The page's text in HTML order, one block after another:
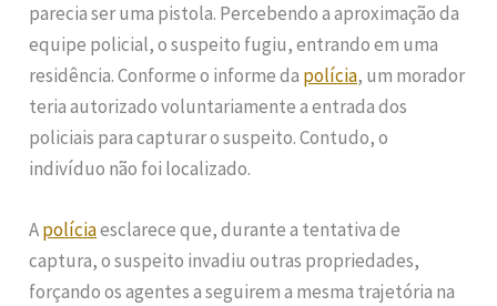
parecia ser uma pistola. Percebendo a aproximação da
equipe policial, o suspeito fugiu, entrando em uma
residência. Conforme o informe da polícia, um morador
teria autorizado voluntariamente a entrada dos
policiais para capturar o suspeito. Contudo, o
indivíduo não foi localizado.
Apolíciaesclarece que, durante a tentativa de
captura, o suspeito invadiu outras propriedades,
forçando os agentes a seguirem a mesma trajetória na